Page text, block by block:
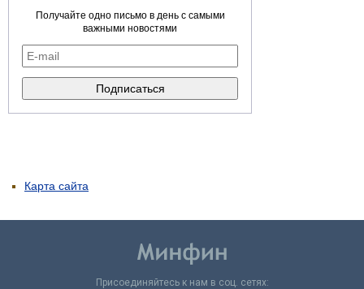
Получайте одно письмо в день с самыми
важными новостями
Карта сайта
Присоединяйтесь к нам в соц. сетях: